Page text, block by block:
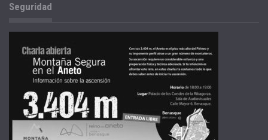
Seguridad